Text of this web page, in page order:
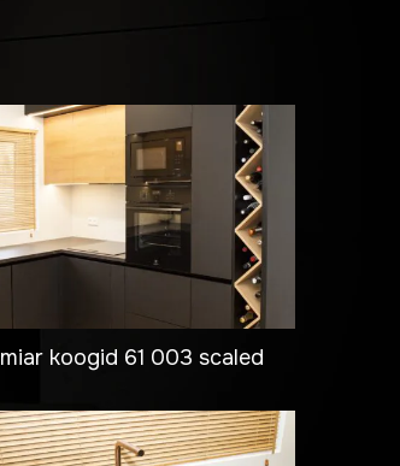
miar koogid 61 003 scaled